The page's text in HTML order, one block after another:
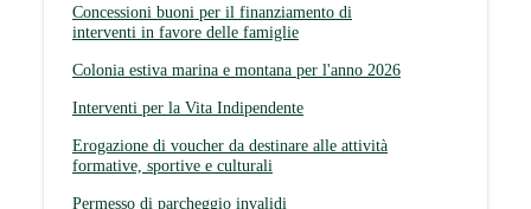
Concessioni buoni per il finanziamento di
interventi in favore delle famiglie
Colonia estiva marina e montana per l'anno 2026
Interventi per la Vita Indipendente
Erogazione di voucher da destinare alle attività
formative, sportive e culturali
Permesso di parcheggio invalidi